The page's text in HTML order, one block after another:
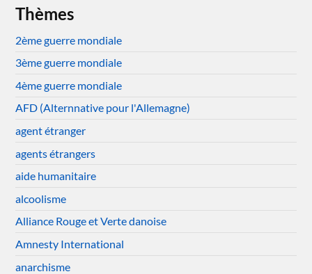
Thèmes
2ème guerre mondiale
3ème guerre mondiale
4ème guerre mondiale
AFD (Alternnative pour l'Allemagne)
agent étranger
agents étrangers
aide humanitaire
alcoolisme
Alliance Rouge et Verte danoise
Amnesty International
anarchisme